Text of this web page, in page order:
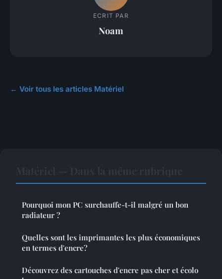
ECRIT PAR
Noam
← Voir tous les articles Matériel
Pourquoi mon PC surchauffe-t-il malgré un bon
radiateur ?
Quelles sont les imprimantes les plus économiques
en termes d'encre?
Découvrez des cartouches d'encre pas cher et écolo